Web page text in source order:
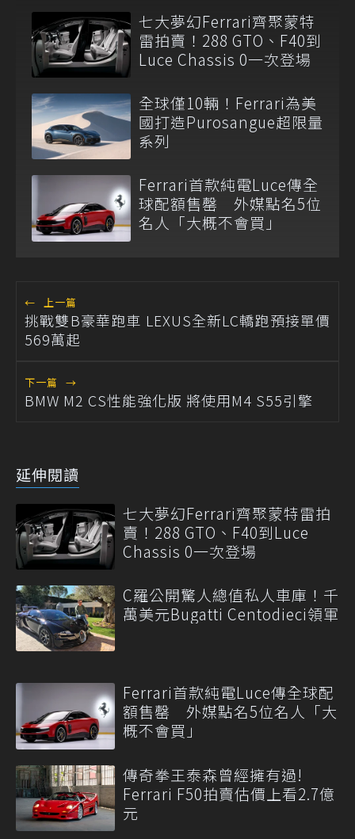
七大夢幻Ferrari齊聚蒙特
雷拍賣！288 GTO、F40到
Luce Chassis 0一次登場
全球僅10輛！Ferrari為美
國打造Purosangue超限量
系列
Ferrari首款純電Luce傳全
球配額售罄 外媒點名5位
名人「大概不會買」
← 上一篇
挑戰雙B豪華跑車 LEXUS全新LC轎跑預接單價
569萬起
下一篇 →
BMW M2 CS性能強化版 將使用M4 S55引擎
延伸閱讀
七大夢幻Ferrari齊聚蒙特雷拍
賣！288 GTO、F40到Luce
Chassis 0一次登場
C羅公開驚人總值私人車庫！千
萬美元Bugatti Centodieci領軍
Ferrari首款純電Luce傳全球配
額售罄 外媒點名5位名人「大
概不會買」
傳奇拳王泰森曾經擁有過!
Ferrari F50拍賣估價上看2.7億
元